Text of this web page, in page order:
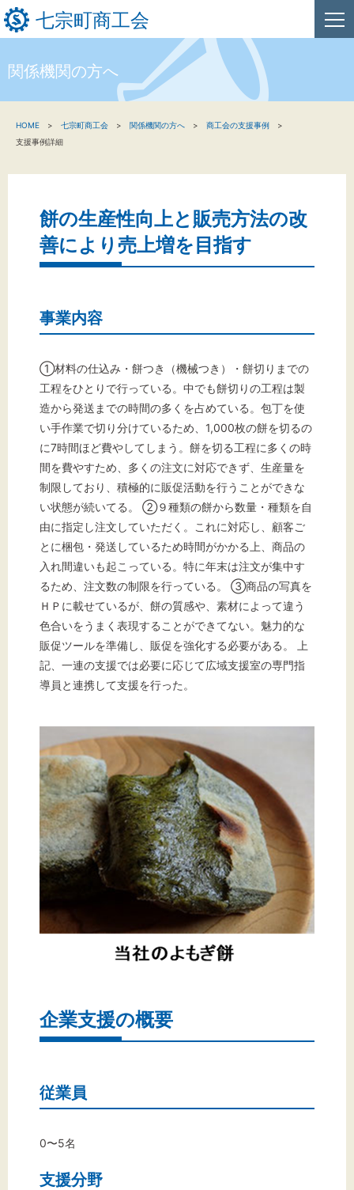
七宗町商工会
新着情報
七宗町商工会について
背景色
黒 白 黄
関係機関の方へ
HOME 七宗町商工会 関係機関の方へ
商工会の支援事例
支援事例詳細
餅の生産性向上と販売方法の改
善により売上増を目指す
事業内容
①材料の仕込み・餅つき（機械つき）・餅切りまでの
工程をひとりで行っている。中でも餅切りの工程は製
造から発送までの時間の多くを占めている。包丁を使
い手作業で切り分けているため、1,000枚の餅を切るの
に7時間ほど費やしてしまう。餅を切る工程に多くの時
間を費やすため、多くの注文に対応できず、生産量を
制限しており、積極的に販促活動を行うことができな
い状態が続いてる。 ②９種類の餅から数量・種類を自
由に指定し注文していただく。これに対応し、顧客ご
とに梱包・発送しているため時間がかかる上、商品の
入れ間違いも起こっている。特に年末は注文が集中す
るため、注文数の制限を行っている。 ③商品の写真を
ＨＰに載せているが、餅の質感や、素材によって違う
色合いをうまく表現することができてない。魅力的な
販促ツールを準備し、販促を強化する必要がある。 上
記、一連の支援では必要に応じて広域支援室の専門指
導員と連携して支援を行った。
企業支援の概要
従業員
0〜5名
支援分野